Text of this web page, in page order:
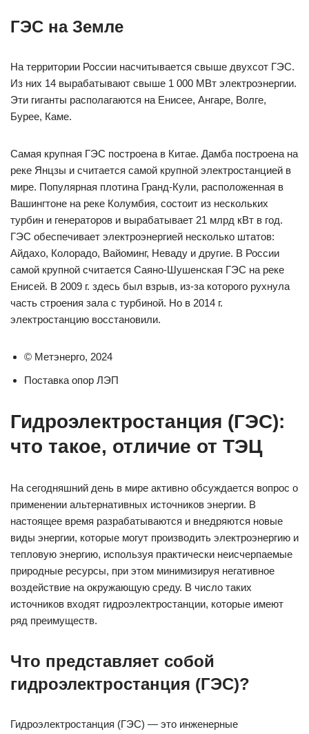
ГЭС на Земле
На территории России насчитывается свыше двухсот ГЭС.
Из них 14 вырабатывают свыше 1 000 МВт электроэнергии.
Эти гиганты располагаются на Енисее, Ангаре, Волге,
Бурее, Каме.
Самая крупная ГЭС построена в Китае. Дамба построена на
реке Янцзы и считается самой крупной электростанцией в
мире. Популярная плотина Гранд-Кули, расположенная в
Вашингтоне на реке Колумбия, состоит из нескольких
турбин и генераторов и вырабатывает 21 млрд кВт в год.
ГЭС обеспечивает электроэнергией несколько штатов:
Айдахо, Колорадо, Вайоминг, Неваду и другие. В России
самой крупной считается Саяно-Шушенская ГЭС на реке
Енисей. В 2009 г. здесь был взрыв, из-за которого рухнула
часть строения зала с турбиной. Но в 2014 г.
электростанцию восстановили.
© Метэнерго, 2024
Поставка опор ЛЭП
Гидроэлектростанция (ГЭС):
что такое, отличие от ТЭЦ
На сегодняшний день в мире активно обсуждается вопрос о
применении альтернативных источников энергии. В
настоящее время разрабатываются и внедряются новые
виды энергии, которые могут производить электроэнергию и
тепловую энергию, используя практически неисчерпаемые
природные ресурсы, при этом минимизируя негативное
воздействие на окружающую среду. В число таких
источников входят гидроэлектростанции, которые имеют
ряд преимуществ.
Что представляет собой
гидроэлектростанция (ГЭС)?
Гидроэлектростанция (ГЭС) — это инженерные